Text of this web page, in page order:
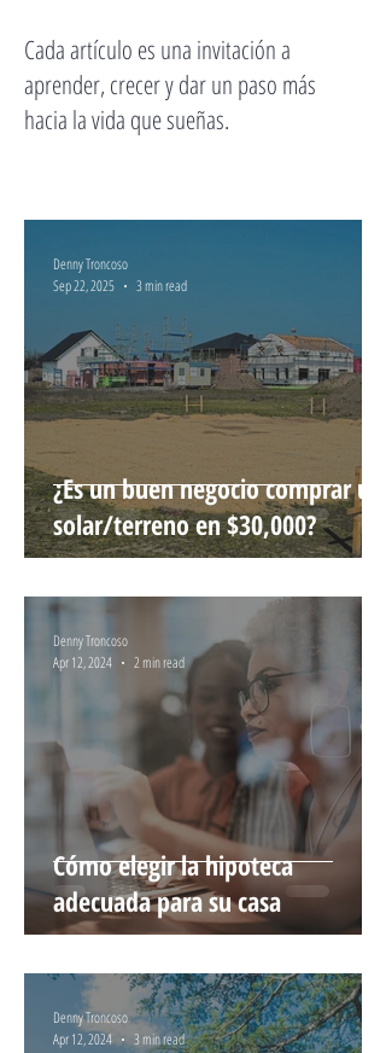
Cada artículo es una invitación a
aprender, crecer y dar un paso más
hacia la vida que sueñas.
¿Es un buen negocio comprar un
solar/terreno en $30,000?
Denny Troncoso
Sep 22, 2025
3 min read
Cómo elegir la hipoteca
adecuada para su casa
Denny Troncoso
Apr 12, 2024
2 min read
Denny Troncoso
Apr 12, 2024
3 min read